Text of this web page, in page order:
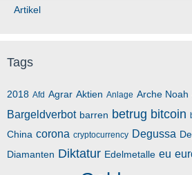
Artikel
Tags
2018 Afd Agrar Aktien Anlage Arche Noah
Bargeldverbot barren betrug bitcoin
China corona cryptocurrency Degussa
Diamanten Diktatur Edelmetalle eu